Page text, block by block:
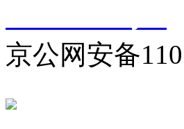
京公网安备